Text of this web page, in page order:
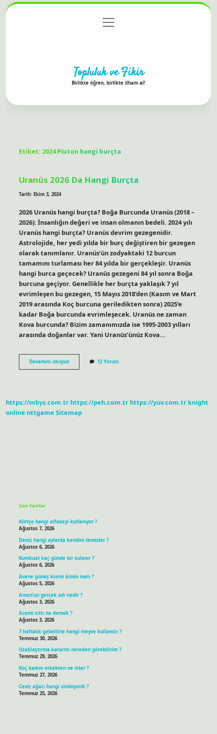
Gizlilik Politikası
menüyü
aç
Topluluk ve Fikir
Birlikte öğren, birlikte ilham al!
Etiket: 2024 Pluton hangi burçta
Uranüs 2026 Da Hangi Burçta
Tarih: Ekim 3, 2024
2026 Uranüs hangi burçta? Boğa Burcunda Uranüs (2018 –
2026): İnsanlığın değeri ve insan olmanın bedeli. 2024 yılı
Uranüs hangi burçta? Uranüs devrim gezegenidir.
Astrolojide, her yedi yılda bir burç değiştiren bir gezegen
olarak tanımlanır. Uranüs’ün zodyaktaki 12 burcun
tamamını turlaması her 84 yılda bir gerçekleşir. Uranüs
hangi burca geçecek? Uranüs gezegeni 84 yıl sonra Boğa
burcuna geçiyor. Genellikle her burçta yaklaşık 7 yıl
evrimleşen bu gezegen, 15 Mayıs 2018’den (Kasım ve Mart
2019 arasında Koç burcuna geriledikten sonra) 2025’e
kadar Boğa burcunda evrimleşecek. Uranüs ne zaman
Kova burcunda? Bizim zamanımızda ise 1995-2003 yılları
arasında doğanlar var. Yani Uranüs’ünüz Kova…
Devamını okuyunUranüs
2026
12 Yorum
https://mbys.com.tr https://peh.com.tr https://yuv.com.tr knight
online nttgame Sitemap
Son Yazılar
Kürtçe hangi alfabeyi kullanıyor ?
Ağustos 7, 2026
Deniz hangi aylarda kendini temizler ?
Ağustos 6, 2026
Kumkuat kaç günde bir sulanır ?
Ağustos 6, 2026
Avene güneş kremi kimin malı ?
Ağustos 5, 2026
Amon’un gerçek adı nedir ?
Ağustos 3, 2026
Acemi zıttı ne demek ?
Ağustos 3, 2026
7 haftalık gebelikte hangi meyve kullanılır ?
Temmuz 30, 2026
Uzaklaştırma kararını nereden görebilirim ?
Temmuz 29, 2026
Koç kadını erkekten ne ister ?
Temmuz 27, 2026
Ceviz ağacı hangi simbiyotik ?
Temmuz 25, 2026